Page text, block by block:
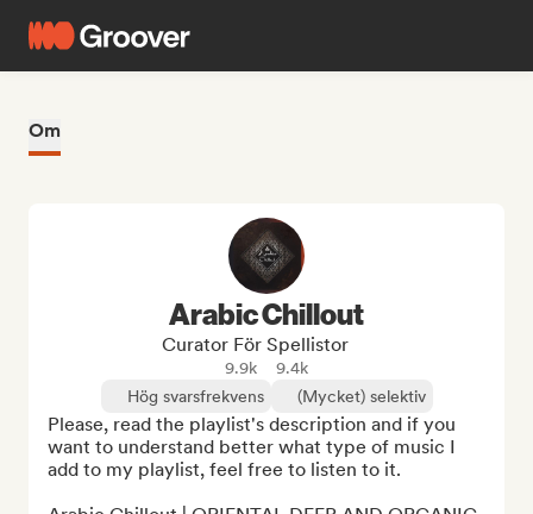
Om
Arabic Chillout
Curator För Spellistor
9.9k
9.4k
Hög svarsfrekvens
(Mycket) selektiv
Please, read the playlist's description and if you
want to understand better what type of music I
add to my playlist, feel free to listen to it.